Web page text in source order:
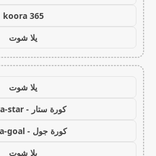
koora 365
يلا شوت
يلا شوت
كورة ستار - koora-star
كورة جول - koora-goal
يلا شوت